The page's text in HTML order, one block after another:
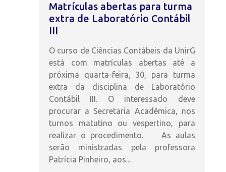
Matrículas abertas para turma
extra de Laboratório Contábil
III
O curso de Ciências Contábeis da UnirG
está com matrículas abertas até a
próxima quarta-feira, 30, para turma
extra da disciplina de Laboratório
Contábil III. O interessado deve
procurar a Secretaria Acadêmica, nos
turnos matutino ou vespertino, para
realizar o procedimento. As aulas
serão ministradas pela professora
Patrícia Pinheiro, aos...